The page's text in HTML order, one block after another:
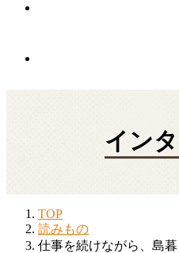
イン
TOP
読みもの
仕事を続けながら、島